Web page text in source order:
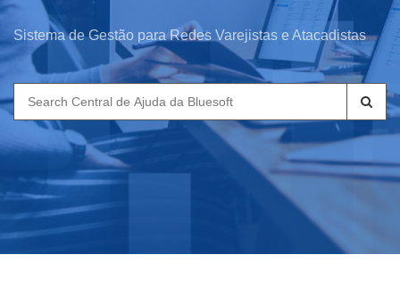
Sistema de Gestão para Redes Varejistas e Atacadistas
Search
for: